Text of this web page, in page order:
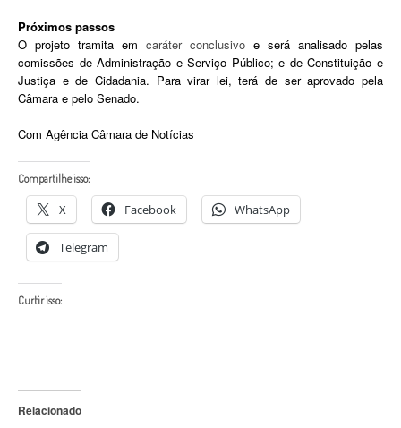
Próximos passos
O projeto tramita em caráter conclusivo e será analisado pelas
comissões de Administração e Serviço Público; e de Constituição e
Justiça e de Cidadania. Para virar lei, terá de ser aprovado pela
Câmara e pelo Senado.
Com Agência Câmara de Notícias
Compartilhe isso:
X Facebook WhatsApp
Telegram
Curtir isso:
Relacionado